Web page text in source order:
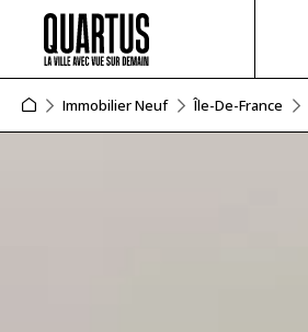
Immobilier Neuf Île-De-France